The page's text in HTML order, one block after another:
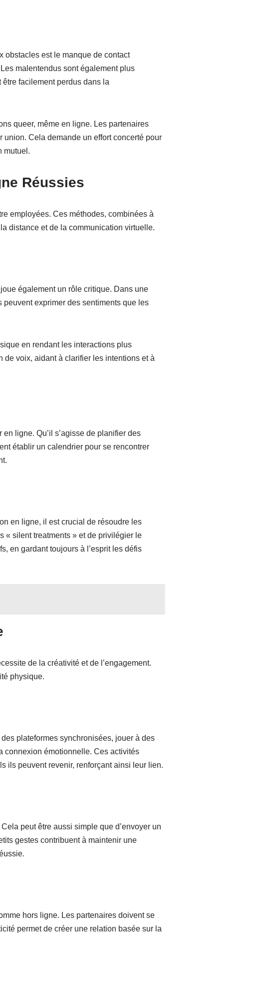
obstacles est le manque de contact
malentendus sont également plus
facilement perdus dans la
queer, même en ligne. Les partenaires
Cela demande un effort concerté pour
mutuel.
Réussies
employées. Ces méthodes, combinées à
distance et de la communication virtuelle.
également un rôle critique. Dans une
exprimer des sentiments que les
en rendant les interactions plus
voix, aidant à clarifier les intentions et à
ligne. Qu’il s’agisse de planifier des
établir un calendrier pour se rencontrer
en ligne, il est crucial de résoudre les
« silent treatments » et de privilégier le
en gardant toujours à l’esprit les défis
de la créativité et de l’engagement.
physique.
plateformes synchronisées, jouer à des
connexion émotionnelle. Ces activités
ils peuvent revenir, renforçant ainsi leur lien.
peut être aussi simple que d’envoyer un
gestes contribuent à maintenir une
hors ligne. Les partenaires doivent se
permet de créer une relation basée sur la